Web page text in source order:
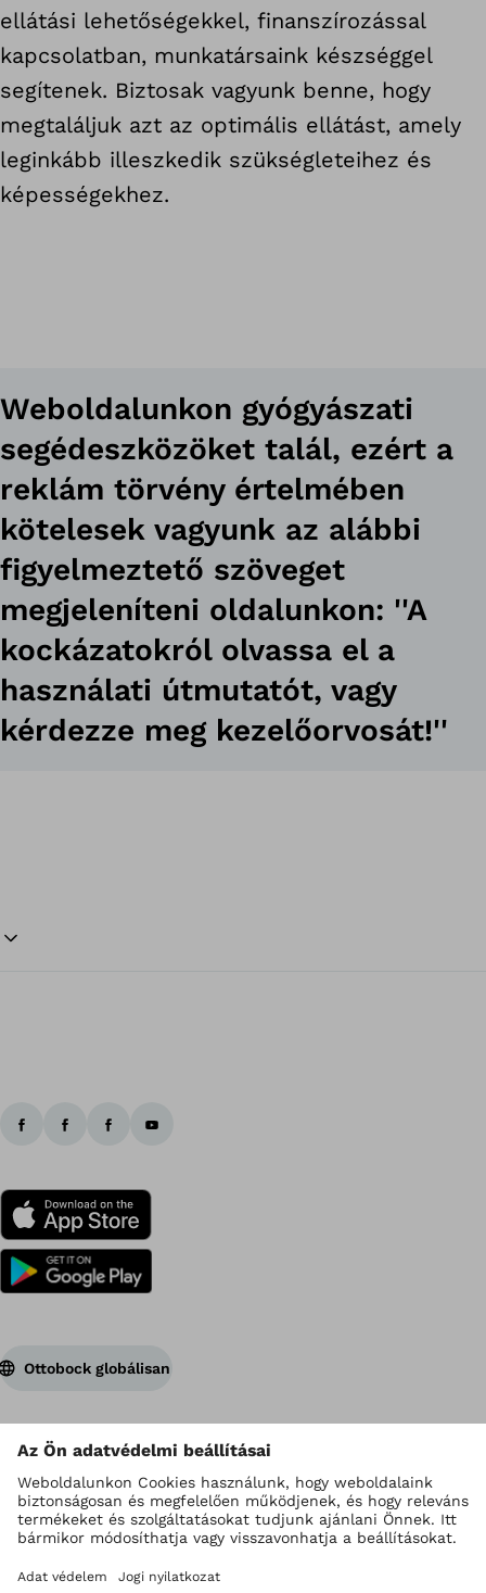
ellátási lehetőségekkel, finanszírozással
kapcsolatban, munkatársaink készséggel
segítenek. Biztosak vagyunk benne, hogy
megtaláljuk azt az optimális ellátást, amely
leginkább illeszkedik szükségleteihez és
képességekhez.
Weboldalunkon gyógyászati
segédeszközöket talál, ezért a
reklám törvény értelmében
kötelesek vagyunk az alábbi
figyelmeztető szöveget
megjeleníteni oldalunkon: ''A
kockázatokról olvassa el a
használati útmutatót, vagy
kérdezze meg kezelőorvosát!''
Ottobock globálisan
Adatvédelmi beállítások
Impresszum
Adatkezelési irányelvek